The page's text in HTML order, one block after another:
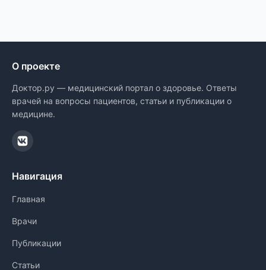
О проекте
Доктор.ру — медицинский портал о здоровье. Ответы
врачей на вопросы пациентов, статьи и публикации о
медицине.
Навигация
Главная
Врачи
Публикации
Статьи